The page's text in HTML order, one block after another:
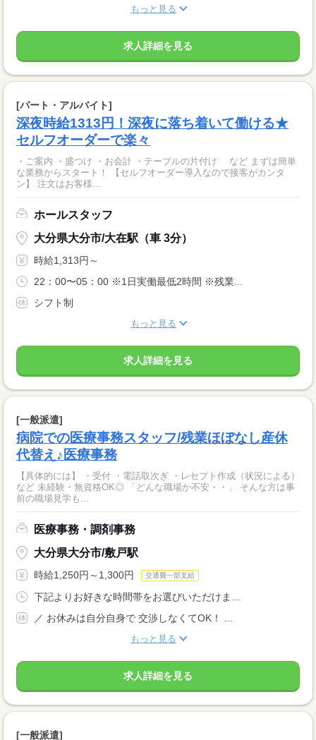
もっと見る
求人詳細を見る
[パート・アルバイト]
深夜時給1313円！深夜に落ち着いて働ける★
セルフオーダーで楽々
・ご案内 ・盛つけ ・お会計 ・テーブルの片付け など まずは簡単
な業務からスタート！ 【セルフオーダー導入なので接客がカンタ
ン】 注文はお客様...
ホールスタッフ
大分県大分市/大在駅（車 3分）
時給1,313円～
22：00〜05：00 ※1日実働最低2時間 ※残業...
シフト制
もっと見る
求人詳細を見る
[一般派遣]
病院での医療事務スタッフ/残業ほぼなし産休
代替え♪医療事務
【具体的には】 ・受付 ・電話取次ぎ ・レセプト作成（状況による）
など 未経験・無資格OK◎ 「どんな職場か不安・・」 そんな方は事
前の職場見学も...
医療事務・調剤事務
大分県大分市/敷戸駅
時給1,250円～1,300円 交通費一部支給
下記よりお好きな時間帯をお選びいただけま...
／ お休みは自分自身で 交渉しなくてOK！ ...
もっと見る
求人詳細を見る
[一般派遣]